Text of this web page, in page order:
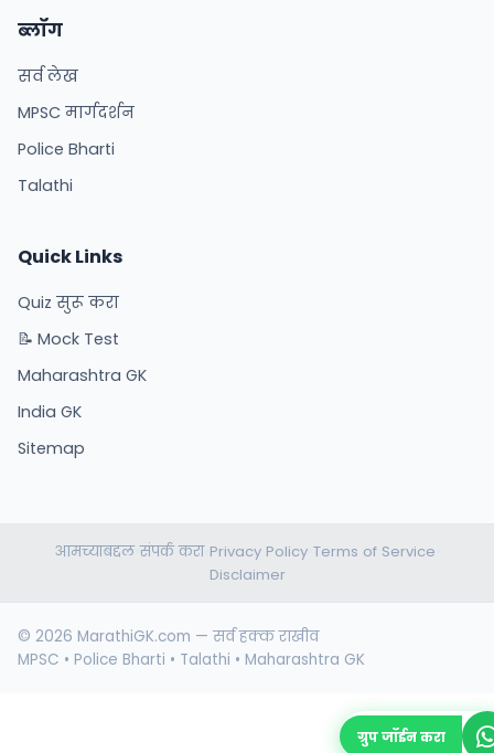
ब्लॉग
सर्व लेख
MPSC मार्गदर्शन
Police Bharti
Talathi
Quick Links
Quiz सुरू करा
📝 Mock Test
Maharashtra GK
India GK
Sitemap
आमच्याबद्दल•संपर्क करा• Privacy Policy• Terms of Service
Disclaimer
© 2026 MarathiGK.com — सर्व हक्क राखीव
MPSC • Police Bharti • Talathi • Maharashtra GK
ग्रुप जॉईन करा